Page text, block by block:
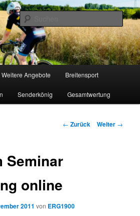
Radsportgemeinschaft
Weitere Angebote Breitensport
Senderkönig Gesamtwertung
Beitragsnavigation
← Zurück Weiter →
Seminar
online
2011 von ERG1900